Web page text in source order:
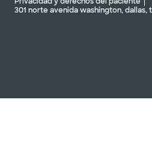
301 norte avenida washington, dallas,